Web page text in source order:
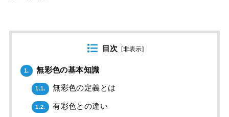
目次 [非表示]
1. 無彩色の基本知識
1.1. 無彩色の定義とは
1.2. 有彩色との違い